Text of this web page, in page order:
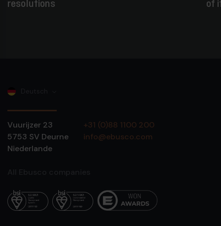
resolutions
of
Vuurijzer 23
5753 SV Deurne
Niederlande
+31 (0)88 1100 200
info@ebusco.com